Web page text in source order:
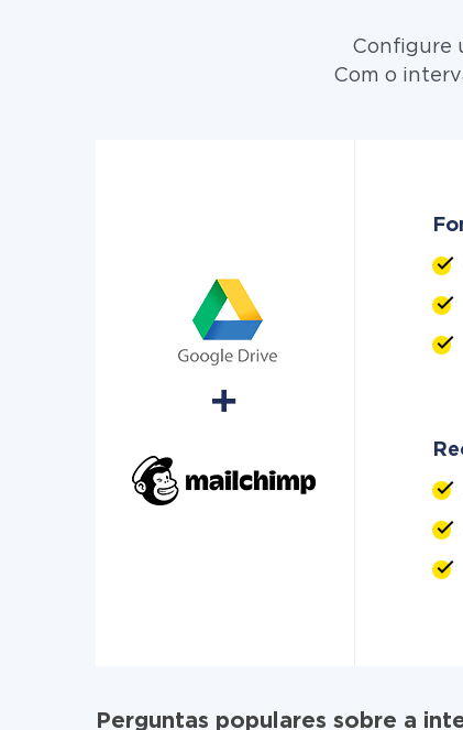
Configure
Com o
Perguntas populares sobre a